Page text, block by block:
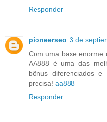
Responder
pioneerseo 3 de
Com uma base enorme
AA888 é uma das
bônus diferenciados
precisa! aa888
Responder